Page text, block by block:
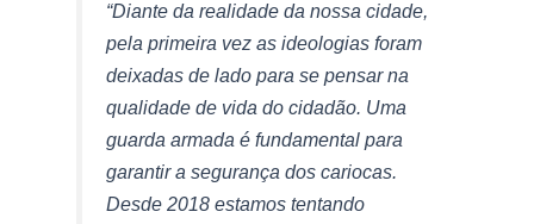
“Diante da realidade da nossa cidade,
pela primeira vez as ideologias foram
deixadas de lado para se pensar na
qualidade de vida do cidadão. Uma
guarda armada é fundamental para
garantir a segurança dos cariocas.
Desde 2018 estamos tentando